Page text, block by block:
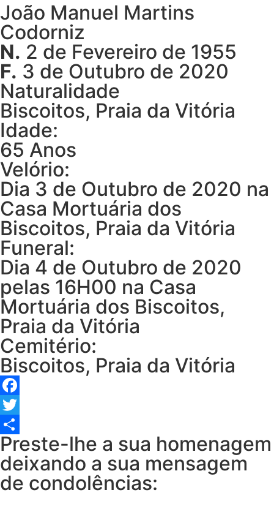
João Manuel Martins
Codorniz
N. 2 de Fevereiro de 1955
F. 3 de Outubro de 2020
Naturalidade
Biscoitos, Praia da Vitória
Idade:
65 Anos
Velório:
Dia 3 de Outubro de 2020 na
Casa Mortuária dos
Biscoitos, Praia da Vitória
Funeral:
Dia 4 de Outubro de 2020
pelas 16H00 na Casa
Mortuária dos Biscoitos,
Praia da Vitória
Cemitério:
Biscoitos, Praia da Vitória
Facebook
Twitter
Share
Preste-lhe a sua homenagem
deixando a sua mensagem
de condolências: